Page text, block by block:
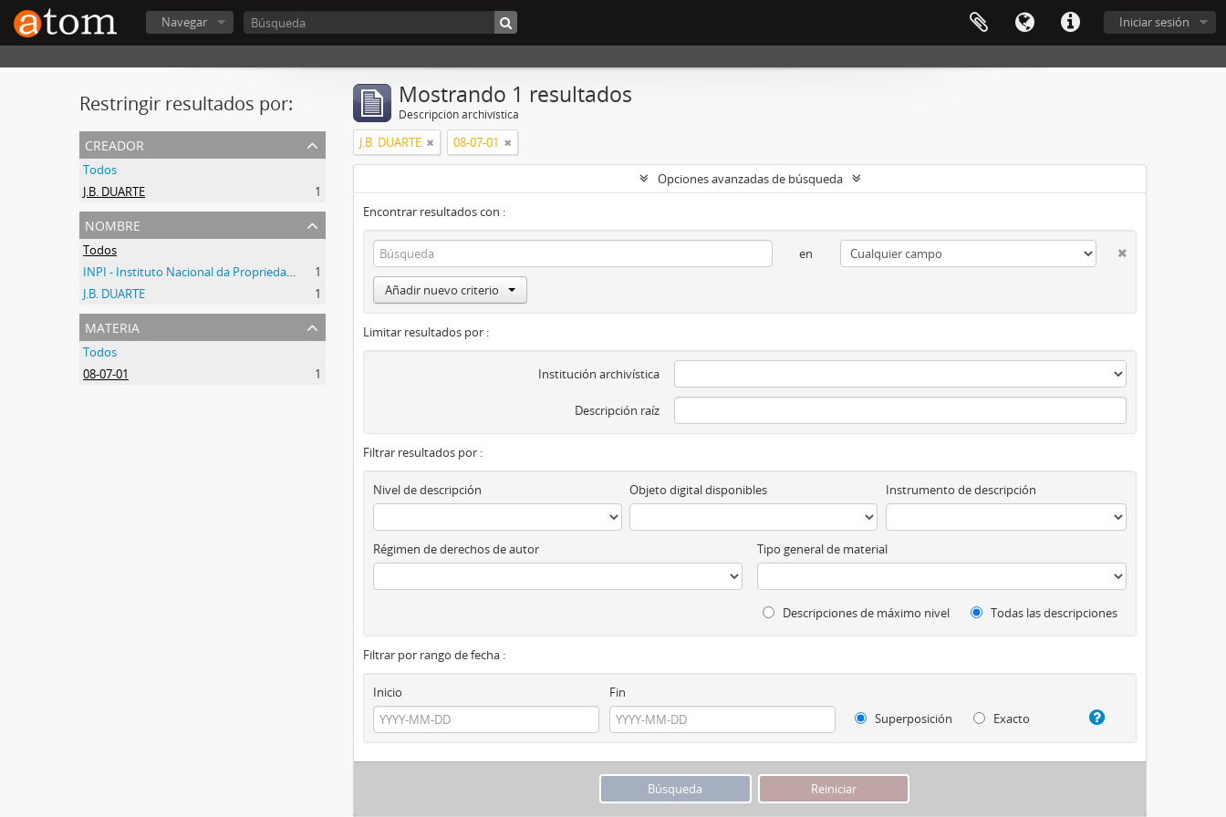
Iniciar sesión
Navegar
Restringir resultados por:
creador
Todos
J.B. DUARTE
1
nombre
Todos
INPI - Instituto Nacional da Propriedade Industrial
1
J.B. DUARTE
1
materia
Todos
08-07-01
1
Mostrando 1 resultados
Descripción archivística
J.B. DUARTE 08-07-01
Opciones avanzadas de búsqueda
Encontrar resultados con :
en
Añadir nuevo criterio
Limitar resultados por :
Institución archivística
Descripción raíz
Filtrar resultados por :
Nivel de descripción Objeto digital disponibles Instrumento de descripción
Régimen de derechos de autor Tipo general de material
Descripciones de máximo nivel Todas las descripciones
Filtrar por rango de fecha :
Inicio
Fin
Superposición
Exacto